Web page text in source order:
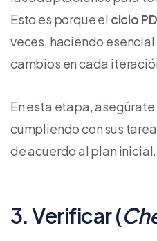
Esto es porque el ciclo
veces, haciendo
cambios en cada
En esta etapa,
cumpliendo con sus
de acuerdo al plan inicial.
3. Verificar (